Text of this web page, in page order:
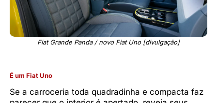
Fiat Grande Panda / novo Fiat Uno [divulgação]
É um Fiat Uno
Se a carroceria toda quadradinha e compacta faz